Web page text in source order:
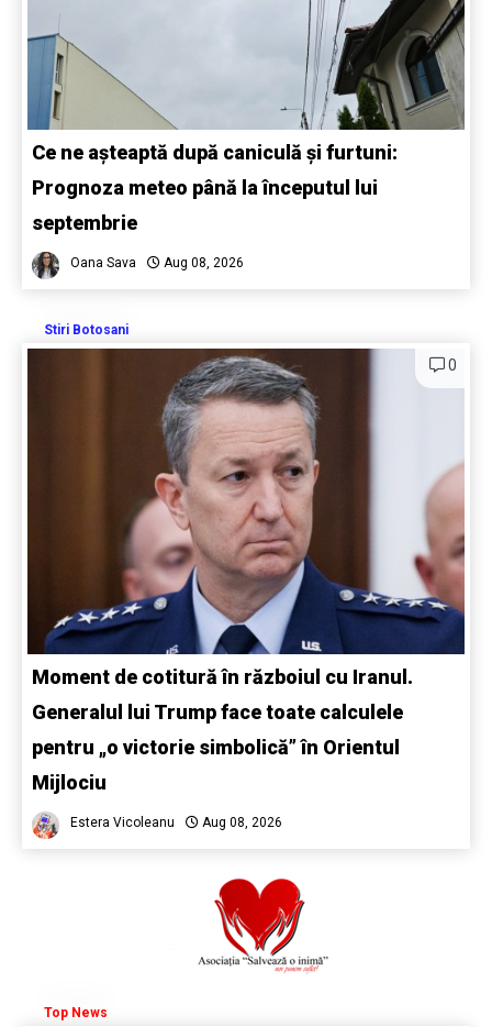
Ce ne așteaptă după caniculă și furtuni:
Prognoza meteo până la începutul lui
septembrie
Oana Sava Aug 08, 2026
Stiri Botosani
0
Moment de cotitură în războiul cu Iranul.
Generalul lui Trump face toate calculele
pentru „o victorie simbolică” în Orientul
Mijlociu
Estera Vicoleanu Aug 08, 2026
Top News